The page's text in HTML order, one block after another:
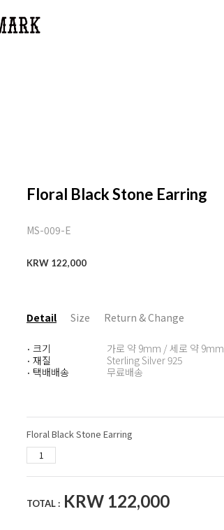
Floral Black Stone Earring
MS-009-E
KRW 122,000
Detail Size Return & Change
· 크기 가로 약 9mm / 세로 약 9mm
· 재질 Sterling Silver 925
· 택배배송 무료배송
Floral Black Stone Earring
TOTAL : KRW 122,000